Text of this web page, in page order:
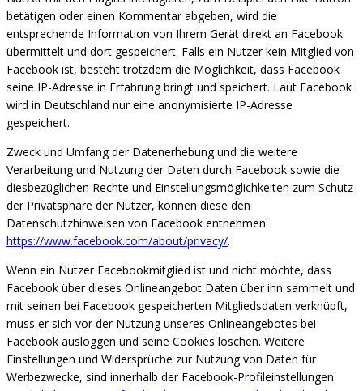
betätigen oder einen Kommentar abgeben, wird die
entsprechende Information von Ihrem Gerät direkt an Facebook
übermittelt und dort gespeichert. Falls ein Nutzer kein Mitglied von
Facebook ist, besteht trotzdem die Möglichkeit, dass Facebook
seine IP-Adresse in Erfahrung bringt und speichert. Laut Facebook
wird in Deutschland nur eine anonymisierte IP-Adresse
gespeichert.
Zweck und Umfang der Datenerhebung und die weitere
Verarbeitung und Nutzung der Daten durch Facebook sowie die
diesbezüglichen Rechte und Einstellungsmöglichkeiten zum Schutz
der Privatsphäre der Nutzer, können diese den
Datenschutzhinweisen von Facebook entnehmen:
https://www.facebook.com/about/privacy/.
Wenn ein Nutzer Facebookmitglied ist und nicht möchte, dass
Facebook über dieses Onlineangebot Daten über ihn sammelt und
mit seinen bei Facebook gespeicherten Mitgliedsdaten verknüpft,
muss er sich vor der Nutzung unseres Onlineangebotes bei
Facebook ausloggen und seine Cookies löschen. Weitere
Einstellungen und Widersprüche zur Nutzung von Daten für
Werbezwecke, sind innerhalb der Facebook-Profileinstellungen